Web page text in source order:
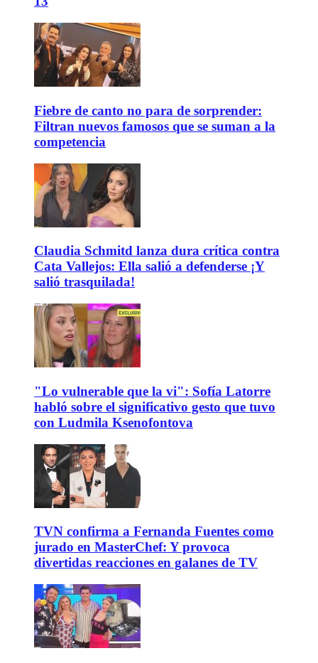
Fiebre de canto no para de sorprender:
Filtran nuevos famosos que se suman a la
competencia
Claudia Schmitd lanza dura crítica contra
Cata Vallejos: Ella salió a defenderse ¡Y
salió trasquilada!
"Lo vulnerable que la vi": Sofía Latorre
habló sobre el significativo gesto que tuvo
con Ludmila Ksenofontova
TVN confirma a Fernanda Fuentes como
jurado en MasterChef: Y provoca
divertidas reacciones en galanes de TV